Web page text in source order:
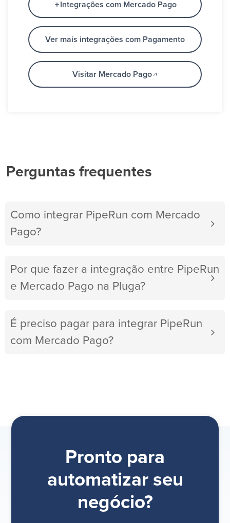
Integrações com Mercado Pago
Ver mais integrações com Pagamento
Visitar Mercado Pago
Perguntas frequentes
Como integrar PipeRun com Mercado
Pago?
Por que fazer a integração entre PipeRun
e Mercado Pago na Pluga?
É preciso pagar para integrar PipeRun
com Mercado Pago?
Pronto para
automatizar seu
negócio?